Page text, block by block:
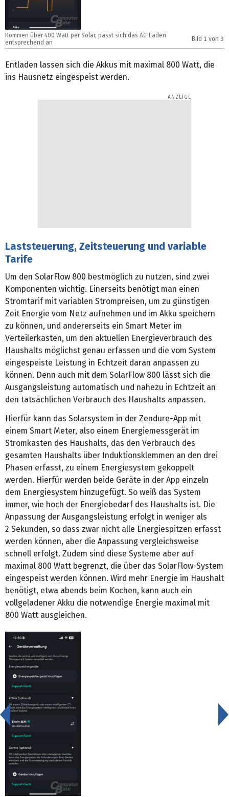
Kommen über 400 Watt per Solar, passt sich das AC-Laden
entsprechend an
Bild 1 von 3
Entladen lassen sich die Akkus mit maximal 800 Watt, die
ins Hausnetz eingespeist werden.
Laststeuerung, Zeitsteuerung und variable
Tarife
Um den SolarFlow 800 bestmöglich zu nutzen, sind zwei
Komponenten wichtig. Einerseits benötigt man einen
Stromtarif mit variablen Strompreisen, um zu günstigen
Zeit Energie vom Netz aufnehmen und im Akku speichern
zu können, und andererseits ein Smart Meter im
Verteilerkasten, um den aktuellen Energieverbrauch des
Haushalts möglichst genau erfassen und die vom System
eingespeiste Leistung in Echtzeit daran anpassen zu
können. Denn auch mit dem SolarFlow 800 lässt sich die
Ausgangsleistung automatisch und nahezu in Echtzeit an
den tatsächlichen Verbrauch des Haushalts anpassen.
Hierfür kann das Solarsystem in der Zendure-App mit
einem Smart Meter, also einem Energiemessgerät im
Stromkasten des Haushalts, das den Verbrauch des
gesamten Haushalts über Induktionsklemmen an den drei
Phasen erfasst, zu einem Energiesystem gekoppelt
werden. Hierfür werden beide Geräte in der App einzeln
dem Energiesystem hinzugefügt. So weiß das System
immer, wie hoch der Energiebedarf des Haushalts ist. Die
Anpassung der Ausgangsleistung erfolgt in weniger als
2 Sekunden, so dass zwar nicht alle Energiespitzen erfasst
werden können, aber die Anpassung vergleichsweise
schnell erfolgt. Zudem sind diese Systeme aber auf
maximal 800 Watt begrenzt, die über das SolarFlow-System
eingespeist werden können. Wird mehr Energie im Haushalt
benötigt, etwa abends beim Kochen, kann auch ein
vollgeladener Akku die notwendige Energie maximal mit
800 Watt ausgleichen.
<